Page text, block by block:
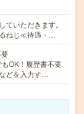
いただきます。
るねじ≪待遇・…
OK！履歴書不要
どを入力す…